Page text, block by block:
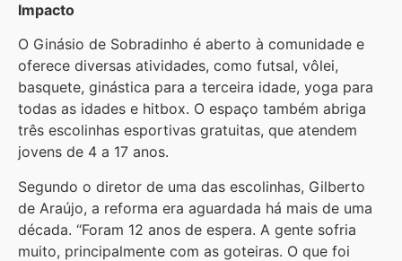
Impacto
O Ginásio de Sobradinho é aberto à comunidade e
oferece diversas atividades, como futsal, vôlei,
basquete, ginástica para a terceira idade, yoga para
todas as idades e hitbox. O espaço também abriga
três escolinhas esportivas gratuitas, que atendem
jovens de 4 a 17 anos.
Segundo o diretor de uma das escolinhas, Gilberto
de Araújo, a reforma era aguardada há mais de uma
década. “Foram 12 anos de espera. A gente sofria
muito, principalmente com as goteiras. O que foi